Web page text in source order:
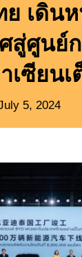
เดิน
สู่ศูนย์
เซียน
5, 2024